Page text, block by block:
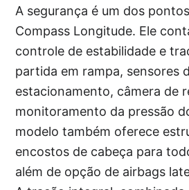
A segurança é um dos
Compass Longitude. Ele
controle de estabilidade e
partida em rampa, sensores
estacionamento, câmera de
monitoramento da pressão
modelo também oferece
encostos de cabeça para
além de opção de airbags